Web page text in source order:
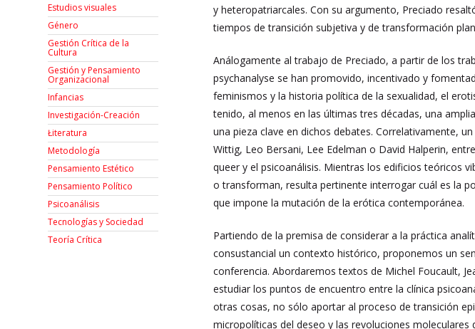
y heteropatriarcales. Con su argumento, Preciado
tiempos de transición subjetiva y de transformación
Análogamente al trabajo de Preciado, a partir de los
psychanalyse se han promovido, incentivado y
feminismos y la historia política de la sexualidad, el
tenido, al menos en las últimas tres décadas, una
una pieza clave en dichos debates. Correlativamente,
Wittig, Leo Bersani, Lee Edelman o David Halperin,
queer y el psicoanálisis. Mientras los edificios teóricos
o transforman, resulta pertinente interrogar cuál es la
que impone la mutación de la erótica contemporánea.
Partiendo de la premisa de considerar a la práctica
consustancial un contexto histórico, proponemos un
conferencia. Abordaremos textos de Michel Foucault,
estudiar los puntos de encuentro entre la clínica
otras cosas, no sólo aportar al proceso de transición
micropolíticas del deseo y las revoluciones moleculares
Estudios visuales
Género
Gestión Crítica de la
Cultura
Gestión y Pensamiento
Organizacional
Infancias
Investigación-Creación
Łiteratura
Metodología
Pensamiento Estético
Pensamiento Político
Psicoanálisis
Tecnologías y Sociedad
Teoría Crítica